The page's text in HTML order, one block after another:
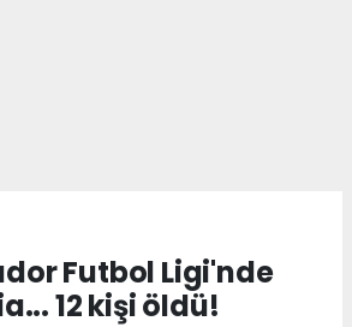
Futbol Ligi'nde
12 kişi öldü!